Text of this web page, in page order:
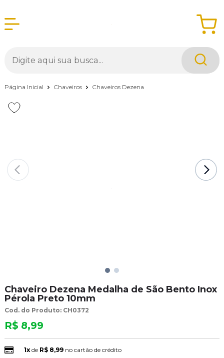
Página Inicial Chaveiros Chaveiros Dezena
Chaveiro Dezena Medalha de São Bento Inox
Pérola Preto 10mm
Cod. do Produto: CH0372
R$ 8,99
1xde R$ 8,99 no cartão de crédito